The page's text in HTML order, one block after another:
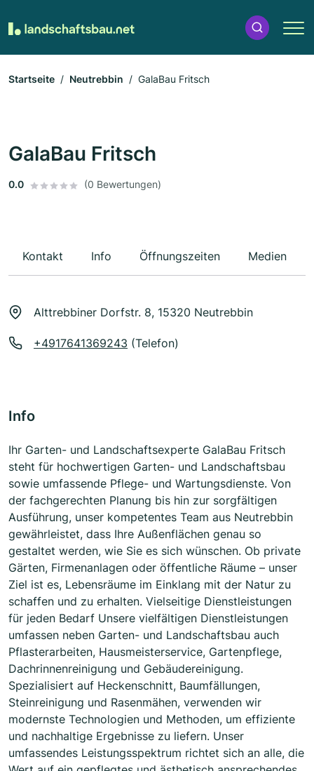
Startseite Neutrebbin GalaBau Fritsch
GalaBau Fritsch
0.0 (0 Bewertungen)
Kontakt Info Öffnungszeiten Medien
Alttrebbiner Dorfstr. 8, 15320 Neutrebbin
+4917641369243 (Telefon)
Info
Ihr Garten- und Landschaftsexperte GalaBau Fritsch
steht für hochwertigen Garten- und Landschaftsbau
sowie umfassende Pflege- und Wartungsdienste. Von
der fachgerechten Planung bis hin zur sorgfältigen
Ausführung, unser kompetentes Team aus Neutrebbin
gewährleistet, dass Ihre Außenflächen genau so
gestaltet werden, wie Sie es sich wünschen. Ob private
Gärten, Firmenanlagen oder öffentliche Räume – unser
Ziel ist es, Lebensräume im Einklang mit der Natur zu
schaffen und zu erhalten. Vielseitige Dienstleistungen
für jeden Bedarf Unsere vielfältigen Dienstleistungen
umfassen neben Garten- und Landschaftsbau auch
Pflasterarbeiten, Hausmeisterservice, Gartenpflege,
Dachrinnenreinigung und Gebäudereinigung.
Spezialisiert auf Heckenschnitt, Baumfällungen,
Steinreinigung und Rasenmähen, verwenden wir
modernste Technologien und Methoden, um effiziente
und nachhaltige Ergebnisse zu liefern. Unser
umfassendes Leistungsspektrum richtet sich an alle, die